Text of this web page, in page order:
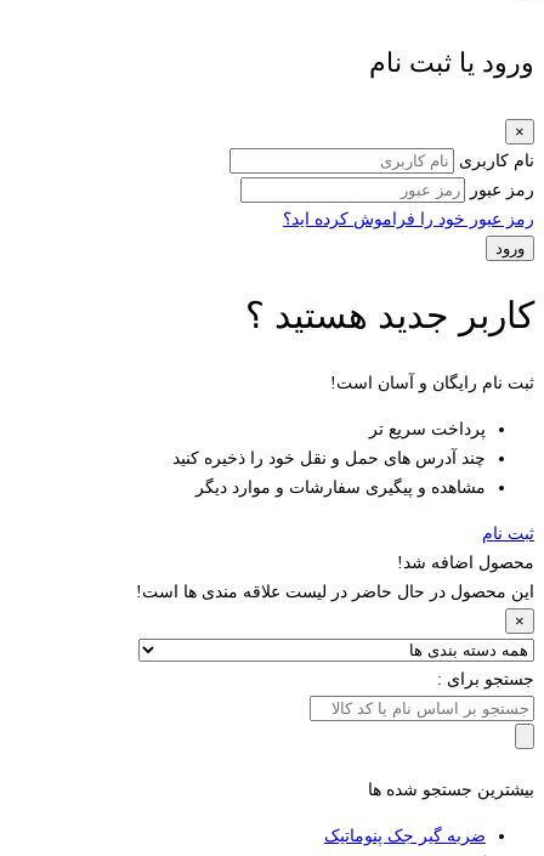
ورود یا ثبت نام
×
نام کاربری
رمز عبور
رمز عبور خود را فراموش کرده اید؟
کاربر جدید هستید ؟
ثبت نام رایگان و آسان است!
پرداخت سریع تر
چند آدرس های حمل و نقل خود را ذخیره کنید
مشاهده و پیگیری سفارشات و موارد دیگر
ثبت نام
محصول اضافه شد!
این محصول در حال حاضر در لیست علاقه مندی ها است!
×
جستجو برای :
بیشترین جستجو شده ها
ضربه گیر جک پنوماتیک